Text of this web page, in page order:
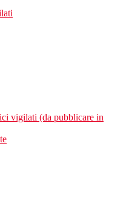
vigilati (da pubblicare in